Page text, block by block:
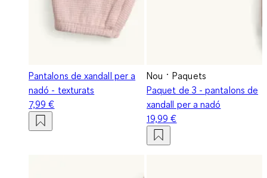
Pantalons de xandall per a
nadó - texturats
7,99 €
Nou
Paquets
Paquet de 3 - pantalons de
xandall per a nadó
19,99 €